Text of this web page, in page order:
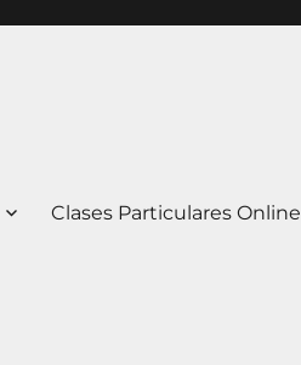
Clases Particulares Online